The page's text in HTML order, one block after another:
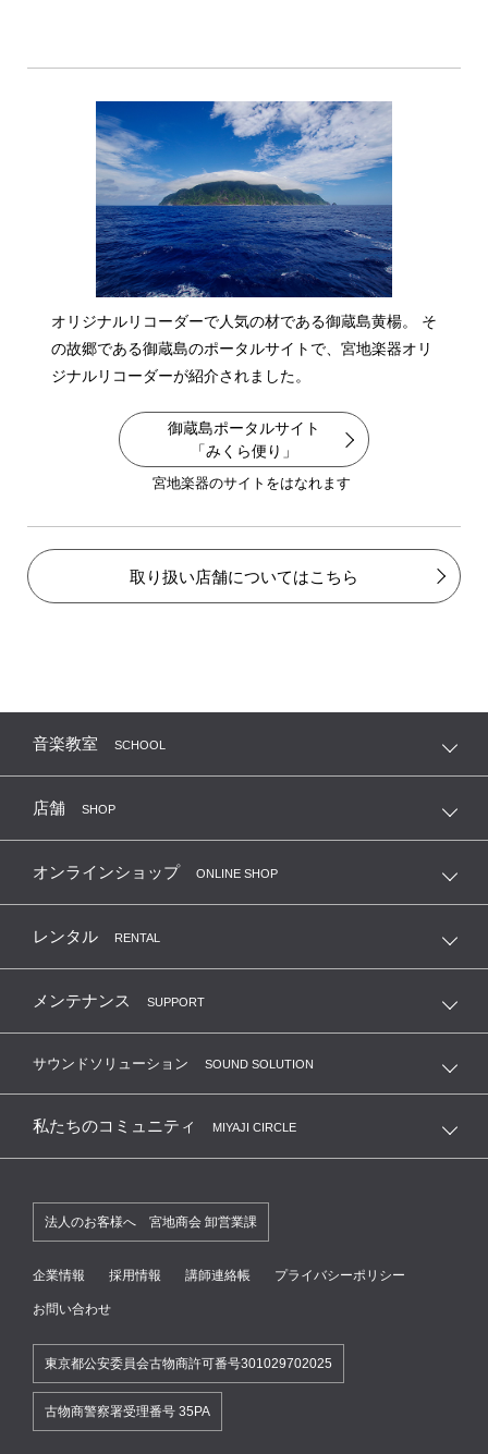
過去の宮地楽器オリジナルシリーズは、すべて彼の手によるものであ
オリジナルリコーダーで人気の材である御蔵島黄楊。
そ
の故郷である御蔵島のポータルサイトで、宮地楽器オリ
ジナルリコーダーが紹介されました。
御蔵島ポータルサイト
「みくら便り」
宮地楽器のサイトをはなれます
取り扱い店舗についてはこちら
音楽教室 SCHOOL
店舗 SHOP
オンラインショップ ONLINE SHOP
レンタル RENTAL
メンテナンス SUPPORT
サウンドソリューション SOUND SOLUTION
私たちのコミュニティ MIYAJI CIRCLE
法人のお客様へ 宮地商会 卸営業課
企業情報 採用情報 講師連絡帳 プライバシーポリシー
お問い合わせ
東京都公安委員会古物商許可番号301029702025
古物商警察署受理番号 35PA